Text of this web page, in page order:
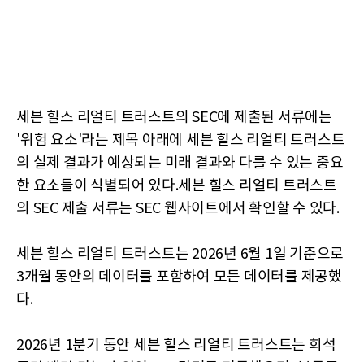
세븐 힐스 리얼티 트러스트의 SEC에 제출된 서류에는
'위험 요소'라는 제목 아래에 세븐 힐스 리얼티 트러스트
의 실제 결과가 예상되는 미래 결과와 다를 수 있는 중요
한 요소들이 식별되어 있다.세븐 힐스 리얼티 트러스트
의 SEC 제출 서류는 SEC 웹사이트에서 확인할 수 있다.
세븐 힐스 리얼티 트러스트는 2026년 6월 1일 기준으로
3개월 동안의 데이터를 포함하여 모든 데이터를 제공했
다.
2026년 1분기 동안 세븐 힐스 리얼티 트러스트는 희석